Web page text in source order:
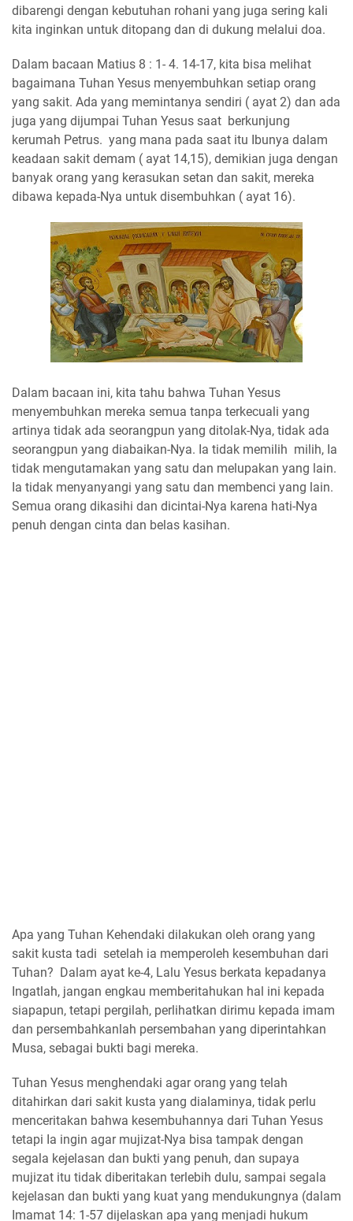
dibarengi dengan kebutuhan rohani yang juga sering kali
kita inginkan untuk ditopang dan di dukung melalui doa.
Dalam bacaan Matius 8 : 1- 4. 14-17, kita bisa melihat
bagaimana Tuhan Yesus menyembuhkan setiap orang
yang sakit. Ada yang memintanya sendiri ( ayat 2) dan ada
juga yang dijumpai Tuhan Yesus saat berkunjung
kerumah Petrus. yang mana pada saat itu Ibunya dalam
keadaan sakit demam ( ayat 14,15), demikian juga dengan
banyak orang yang kerasukan setan dan sakit, mereka
dibawa kepada-Nya untuk disembuhkan ( ayat 16).
Dalam bacaan ini, kita tahu bahwa Tuhan Yesus
menyembuhkan mereka semua tanpa terkecuali yang
artinya tidak ada seorangpun yang ditolak-Nya, tidak ada
seorangpun yang diabaikan-Nya. Ia tidak memilih milih, Ia
tidak mengutamakan yang satu dan melupakan yang lain.
Ia tidak menyanyangi yang satu dan membenci yang lain.
Semua orang dikasihi dan dicintai-Nya karena hati-Nya
penuh dengan cinta dan belas kasihan.
Apa yang Tuhan Kehendaki dilakukan oleh orang yang
sakit kusta tadi setelah ia memperoleh kesembuhan dari
Tuhan? Dalam ayat ke-4, Lalu Yesus berkata kepadanya
Ingatlah, jangan engkau memberitahukan hal ini kepada
siapapun, tetapi pergilah, perlihatkan dirimu kepada imam
dan persembahkanlah persembahan yang diperintahkan
Musa, sebagai bukti bagi mereka.
Tuhan Yesus menghendaki agar orang yang telah
ditahirkan dari sakit kusta yang dialaminya, tidak perlu
menceritakan bahwa kesembuhannya dari Tuhan Yesus
tetapi Ia ingin agar mujizat-Nya bisa tampak dengan
segala kejelasan dan bukti yang penuh, dan supaya
mujizat itu tidak diberitakan terlebih dulu, sampai segala
kejelasan dan bukti yang kuat yang mendukungnya (dalam
Imamat 14: 1-57 dijelaskan apa yang menjadi hukum